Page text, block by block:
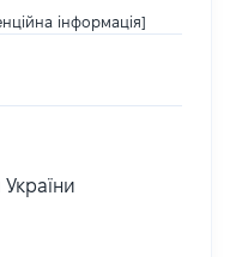
інформація]